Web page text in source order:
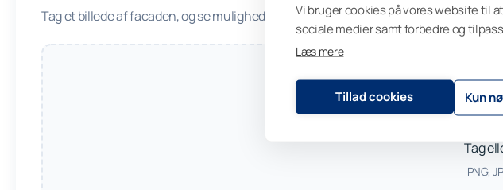
Vi bruger cookies på vores website til
sociale medier samt forbedre og
Læs mere
Tillad cookies Kun
Tag et billede af facaden, og se mulighederne.
Tag
PNG,